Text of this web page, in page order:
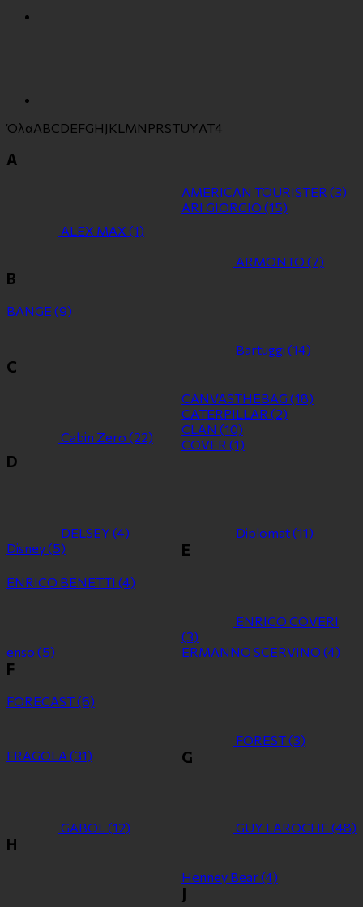
ΌλαABCDEFGH J KL MN PRSTUYΑΤ4
A
ALEX MAX (1)
AMERICAN TOURISTER (3)
ARI GIORGIO (15)
ARMONTO (7)
B
BANGE (9)
Bartuggi (14)
C
Cabin Zero (22)
CANVASTHEBAG (18)
CATERPILLAR (2)
CLAN (10)
COVER (1)
D
DELSEY (4) Diplomat(11)
Disney(5) E
ENRICO BENETTI (4)
ENRICO COVERI
(3)
enso (5) ERMANNO SCERVINO (4)
F
FORECAST(6)
FOREST(3)
FRAGOLA (31) G
GABOL(12) GUY LAROCHE (48)
H
Henney Bear(4)
J